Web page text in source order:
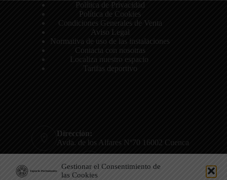
Gestionar el Consentimiento de
las Cookies
Política de Privacidad
Política de Cookies
Condiciones Generales de Venta
Aviso Legal
Normativa de uso de las instalaciones
Contacta con nosotras
Localiza nuestro espacio
Tarifas deportivo
Dirección:
Avda. de los Alfares Nº70 16002 Cuenca
722 801 807